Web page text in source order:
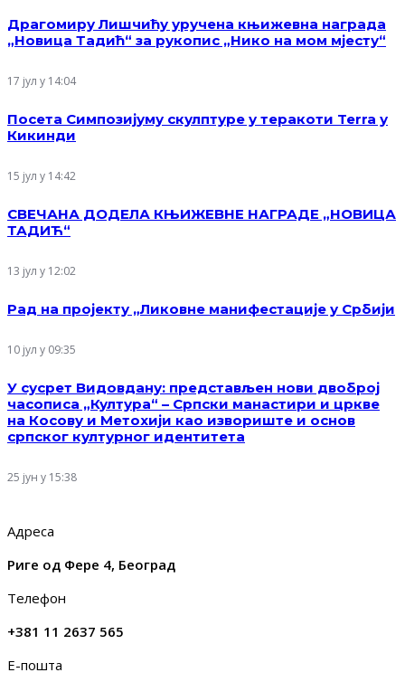
Драгомиру Лишчићу уручена књижевна награда
„Новица Тадић“ за рукопис „Нико на мом мјесту“
17 јул у 14:04
Посета Симпозијуму скулптуре у теракоти Terra у
Кикинди
15 јул у 14:42
СВЕЧАНА ДОДЕЛА КЊИЖЕВНЕ НАГРАДЕ „НОВИЦА
ТАДИЋ“
13 јул у 12:02
Рад на пројекту „Ликовне манифестације у Србији
10 јул у 09:35
У сусрет Видовдану: представљен нови двоброј
часописа „Култура“ – Српски манастири и цркве
на Косову и Метохији као извориште и основ
српског културног идентитета
25 јун у 15:38
Адреса
Риге од Фере 4, Београд
Телефон
+381 11 2637 565
Е-пошта